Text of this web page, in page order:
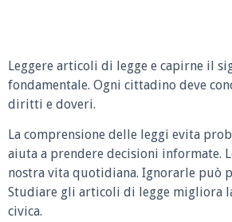
Leggere articoli di legge e capirne il
fondamentale. Ogni cittadino deve
diritti e doveri.
La comprensione delle leggi evita
aiuta a prendere decisioni informate.
nostra vita quotidiana. Ignorarle può
Studiare gli articoli di legge migliora
civica.